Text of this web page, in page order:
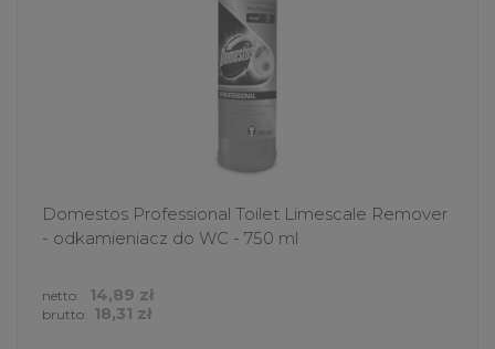
Domestos Professional Toilet Limescale Remover
- odkamieniacz do WC - 750 ml
brutto: 18,31 zł
netto: 14,89 zł